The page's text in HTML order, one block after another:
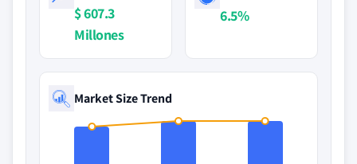
$ 607.3
Millones
6.5%
Market Size Trend